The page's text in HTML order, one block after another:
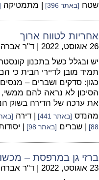
שטח [באתר 396] | מתמטיקה
אחריות לטווח ארוך
26 אוגוסט, 2022 | ד"ר
יש ובגלל כשל בתכנון
תמיד מובן לדיירי הבית כי
כגון: סדקים ושברים –
הסיכון לא נראה להם ממשי,
את ערכה של הדירה בשוק
מהנדס [באתר 441] | דירה [באתר
88] | שברים [באתר 98] |
ברזי גן במרפסת –
23 אוגוסט, 2022 | ד"ר